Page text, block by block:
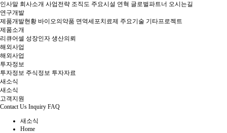
인사말 회사소개 사업전략 조직도 주요시설 연혁 글로벌파트너 오시는길
연구개발
제품개발현황 바이오의약품 면역세포치료제 주요기술 기타프로젝트
제품소개
리큐어셀 성장인자 생산의뢰
해외사업
해외사업
투자정보
투자정보 주식정보 투자자료
새소식
새소식
고객지원
Contact Us Inquiry FAQ
새소식
Home